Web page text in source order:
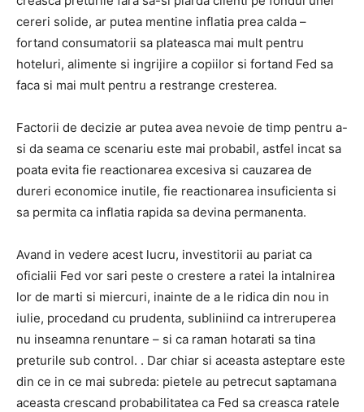
cereri solide, ar putea mentine inflatia prea calda –
fortand consumatorii sa plateasca mai mult pentru
hoteluri, alimente si ingrijire a copiilor si fortand Fed sa
faca si mai mult pentru a restrange cresterea.
Factorii de decizie ar putea avea nevoie de timp pentru a-
si da seama ce scenariu este mai probabil, astfel incat sa
poata evita fie reactionarea excesiva si cauzarea de
dureri economice inutile, fie reactionarea insuficienta si
sa permita ca inflatia rapida sa devina permanenta.
Avand in vedere acest lucru, investitorii au pariat ca
oficialii Fed vor sari peste o crestere a ratei la intalnirea
lor de marti si miercuri, inainte de a le ridica din nou in
iulie, procedand cu prudenta, subliniind ca intreruperea
nu inseamna renuntare – si ca raman hotarati sa tina
preturile sub control. . Dar chiar si aceasta asteptare este
din ce in ce mai subreda: pietele au petrecut saptamana
aceasta crescand probabilitatea ca Fed sa creasca ratele